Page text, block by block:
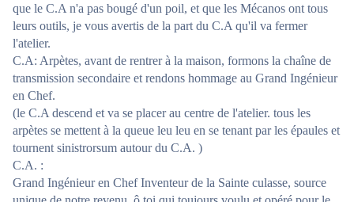
que le C.A n'a pas bougé d'un poil, et que les Mécanos ont tous
leurs outils, je vous avertis de la part du C.A qu'il va fermer
l'atelier.
C.A: Arpètes, avant de rentrer à la maison, formons la chaîne de
transmission secondaire et rendons hommage au Grand Ingénieur
en Chef.
(le C.A descend et va se placer au centre de l'atelier. tous les
arpètes se mettent à la queue leu leu en se tenant par les épaules et
tournent sinistrorsum autour du C.A. )
C.A. :
Grand Ingénieur en Chef Inventeur de la Sainte culasse, source